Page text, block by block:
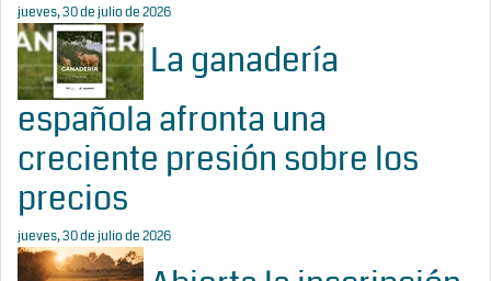
jueves, 30 de julio de 2026
La ganadería
española afronta una
creciente presión sobre los
precios
jueves, 30 de julio de 2026